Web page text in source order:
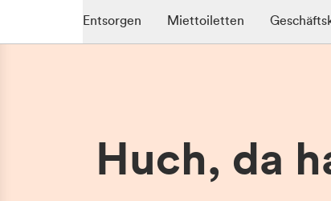
Entsorgen Miettoiletten
Huch, da